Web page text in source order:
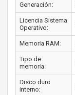
Generación:
Licencia Sistema
Operativo:
Memoria RAM:
Tipo de
memoria:
Disco duro
interno: